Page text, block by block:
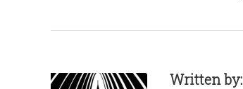
Written by: